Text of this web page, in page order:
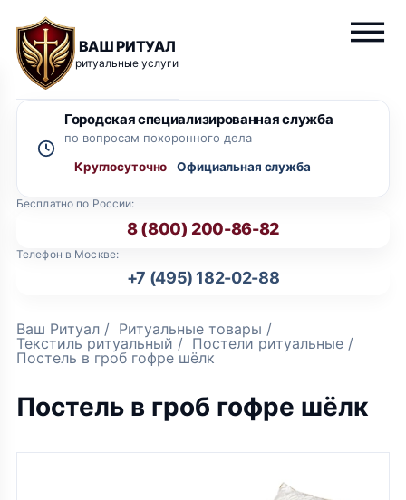
ВАШ РИТУАЛ
ритуальные услуги
Бесплатно по России:
8 (800) 200-86-82
Телефон в Москве:
+7 (495) 182-02-88
Городская специализированная служба
по вопросам похоронного дела
Круглосуточно
Ваш Ритуал / Ритуальные товары /
Текстиль ритуальный / Постели ритуальные /
Постель в гроб гофре шёлк
Постель в гроб гофре шёлк